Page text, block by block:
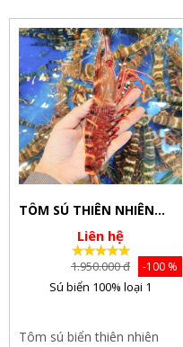
ngày, giao...
TÔM SÚ THIÊN NHIÊN
SỐNG, SIZE TO 8-
12CON/KGLiên hệ
1.950.000 đ -100 %
Sú biển 100% loại 1
Tôm sú biển thiên nhiên